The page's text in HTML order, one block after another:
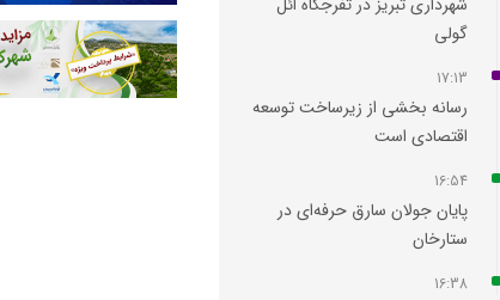
گولی
17:13
رسانه بخشی از زیرساخت توسعه
اقتصادی است
16:54
پایان جولان سارق حرفه‌ای در
ستارخان
16:38